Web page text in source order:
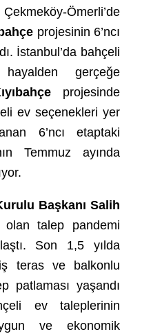
Ömerli’de
projesinin 6’ncı
İstanbul’da bahçeli
gerçeğe
projesinde
ev seçenekleri yer
6’ncı etaptaki
Temmuz ayında
Başkanı Salih
olan talep pandemi
Son 1,5 yılda
teras ve balkonlu
patlaması yaşandı
ev taleplerinin
ve ekonomik